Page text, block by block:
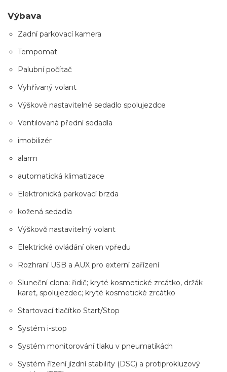
Výbava
Zadní parkovací kamera
Tempomat
Palubní počítač
Vyhřívaný volant
Výškově nastavitelné sedadlo spolujezdce
Ventilovaná přední sedadla
imobilizér
alarm
automatická klimatizace
Elektronická parkovací brzda
kožená sedadla
Výškově nastavitelný volant
Elektrické ovládání oken vpředu
Rozhraní USB a AUX pro externí zařízení
Sluneční clona: řidič; kryté kosmetické zrcátko, držák
karet, spolujezdec; kryté kosmetické zrcátko
Startovací tlačítko Start/Stop
Systém i-stop
Systém monitorování tlaku v pneumatikách
Systém řízení jízdní stability (DSC) a protiprokluzový